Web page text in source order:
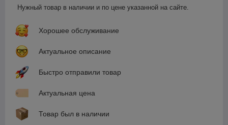
Нужный товар в наличии и по цене указанной на сайте.
Хорошее обслуживание
Актуальное описание
Быстро отправили товар
Актуальная цена
Товар был в наличии